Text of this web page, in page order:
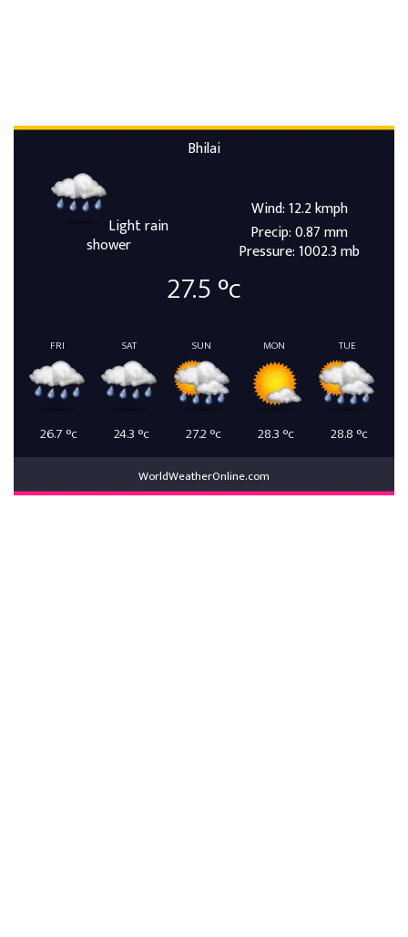
Bhilai
Light rain
shower
Wind: 12.2 kmph
Precip: 0.87 mm
Pressure: 1002.3 mb
27.5°c
FRI
26.7 °c
SAT
24.3 °c
SUN
27.2°c
MON
28.3 °c
TUE
28.8 °c
WorldWeatherOnline.com